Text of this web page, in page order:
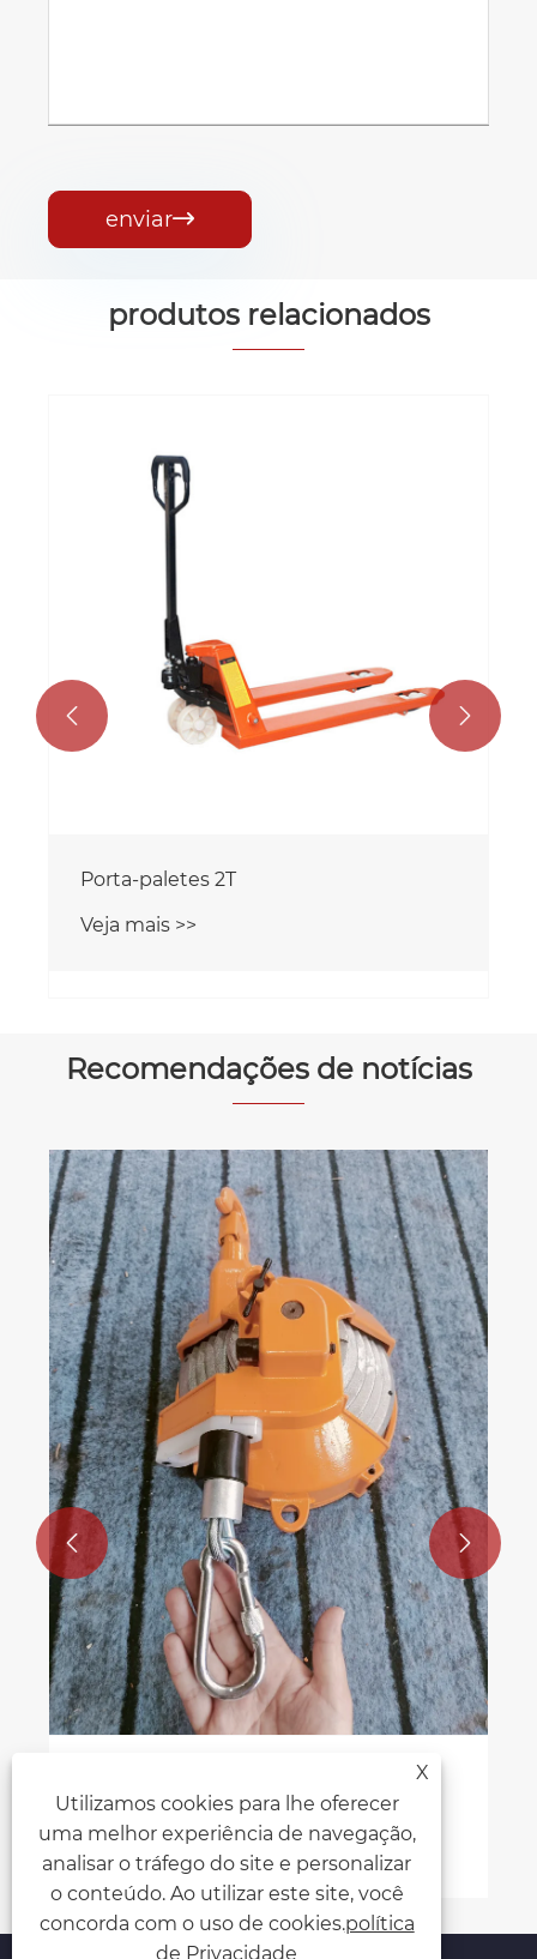
enviar
produtos relacionados
Porta-paletes 2T
Veja mais >>
 
Recomendações de notícias
segurança para balanceador de mola
Veja mais >>
 
X
Utilizamos cookies para lhe oferecer
uma melhor experiência de navegação,
analisar o tráfego do site e personalizar
o conteúdo. Ao utilizar este site, você
concorda com o uso de cookies.política
de Privacidade